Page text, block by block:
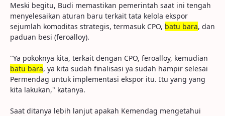
Meski begitu, Budi memastikan pemerintah saat ini tengah
menyelesaikan aturan baru terkait tata kelola ekspor
sejumlah komoditas strategis, termasuk CPO, batu bara, dan
paduan besi (feroalloy).
"Ya pokoknya kita, terkait dengan CPO, feroalloy, kemudian
batu bara, ya kita sudah finalisasi ya sudah hampir selesai
Permendag untuk implementasi ekspor itu. Itu yang yang
kita lakukan," katanya.
Saat ditanya lebih lanjut apakah Kemendag mengetahui